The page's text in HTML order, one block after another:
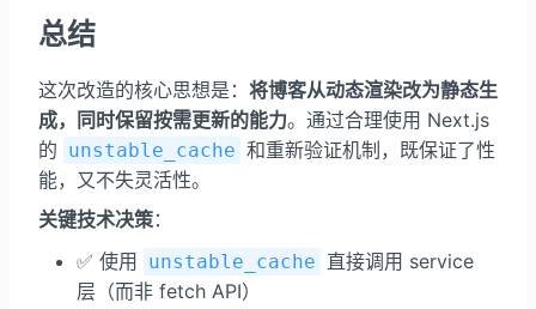
总结
这次改造的核心思想是： 将博客从动态渲染改为静态生
成，同时保留按需更新的能力。通过合理使用 Next.js
的 unstable_cache 和重新验证机制，既保证了性
能，又不失灵活性。
关键技术决策：
✅ 使用 unstable_cache 直接调用 service
层（而非 fetch API）